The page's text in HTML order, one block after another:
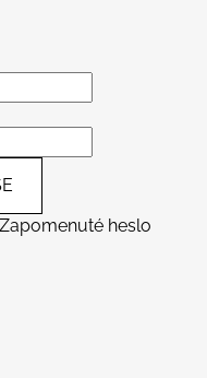
Zapomenuté heslo